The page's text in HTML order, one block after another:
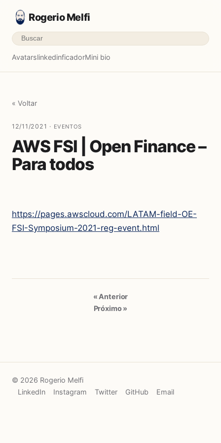
Rogerio Melfi
AvatarslinkedinficadorMini bio
« Voltar
12/11/2021 · EVENTOS
AWS FSI | Open Finance –
Para todos
https://pages.awscloud.com/LATAM-field-OE-
FSI-Symposium-2021-reg-event.html
« Anterior
Próximo »
© 2026 Rogerio Melfi
LinkedIn
Instagram Twitter GitHub Email